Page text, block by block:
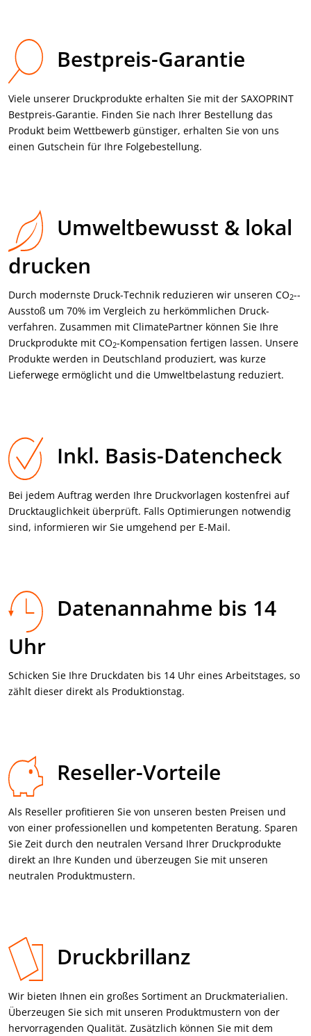
Bestpreis-Garantie
Viele unserer Druckprodukte erhalten Sie mit der SAXOPRINT
Bestpreis-Garantie. Finden Sie nach Ihrer Bestellung das
Produkt beim Wettbewerb günstiger, erhalten Sie von uns
einen Gutschein für Ihre Folgebestellung.
Umweltbewusst & lokal
drucken
Durch modernste Druck-Technik reduzieren wir unseren CO2-­
Ausstoß um 70% im Vergleich zu her­kömmlichen Druck­
verfahren. Zusammen mit ClimatePartner können Sie Ihre
Druck­produkte mit CO2-Kompensation fertigen lassen. Unsere
Produkte werden in Deutschland produziert, was kurze
Lieferwege ermöglicht und die Umweltbelastung reduziert.
Inkl. Basis-Datencheck
Bei jedem Auftrag werden Ihre Druck­vorlagen kostenfrei auf
Druck­tauglichkeit überprüft. Falls Optimierungen notwendig
sind, informieren wir Sie umgehend per E-Mail.
Datenannahme bis 14
Uhr
Schicken Sie Ihre Druck­daten bis 14 Uhr eines Arbeits­tages, so
zählt dieser direkt als Produktions­tag.
Reseller-Vorteile
Als Reseller profitieren Sie von unseren besten Preisen und
von einer professionellen und kompetenten Beratung. Sparen
Sie Zeit durch den neutralen Versand Ihrer Druckprodukte
direkt an Ihre Kunden und überzeugen Sie mit unseren
neutralen Produktmustern.
Druckbrillanz
Wir bieten Ihnen ein großes Sortiment an Druck­materialien.
Über­zeugen Sie sich mit unseren Produkt­mustern von der
hervorragenden Qualität. Zusätzlich können Sie mit dem